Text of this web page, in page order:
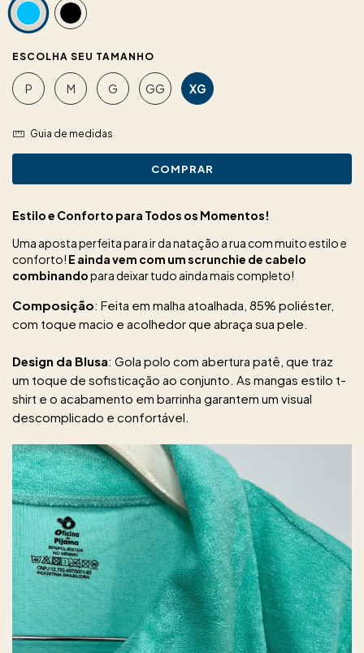
TAMANHO
P M G GG XG
Guia de medidas
Estilo e Conforto para Todos os Momentos!
Uma aposta perfeita para ir da natação a rua com muito estilo e
conforto! E ainda vem com um scrunchie de cabelo
combinandopara deixar tudo ainda mais completo!
Composição: Feita em malha atoalhada, 85% poliéster,
com toque macio e acolhedor que abraça sua pele.
Design da Blusa: Gola polo com abertura patê, que traz
um toque de sofisticação ao conjunto. As mangas estilo t-
shirt e o acabamento em barrinha garantem um visual
descomplicado e confortável.